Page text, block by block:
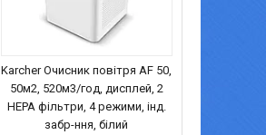
Karcher Очисник повітря AF 50,
50м2, 520м3/год, дисплей, 2
HEPA фільтри, 4 режими, інд.
забр-ння, білий